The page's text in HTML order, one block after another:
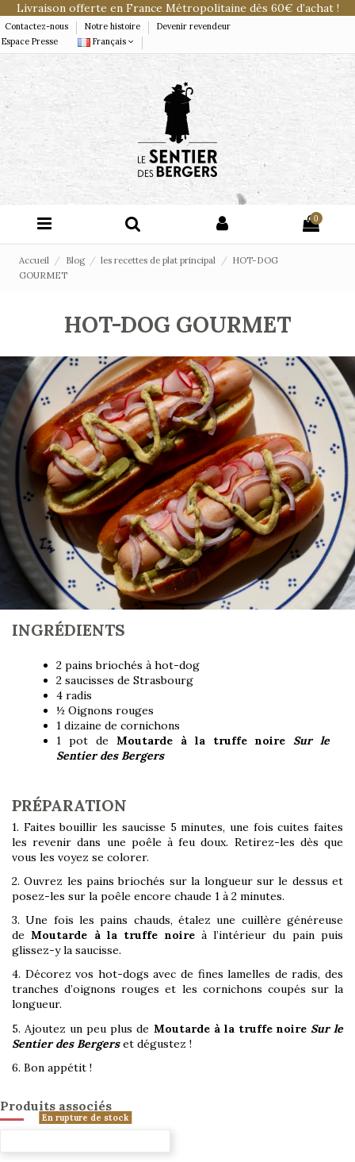
Livraison offerte en France Métropolitaine dès 60€ d’achat !
Contactez-nous Notre histoire
Devenir revendeur
Espace Presse
Français
0
Accueil Blog les recettes de plat principal
HOT-DOG
GOURMET
HOT-DOG GOURMET
INGRÉDIENTS
2 pains briochés à hot-dog
2 saucisses de Strasbourg
4 radis
½ Oignons rouges
1 dizaine de cornichons
1 pot deMoutarde à la truffe noire Sur le
Sentier des Bergers
PRÉPARATION
1. Faites bouillir les saucisse 5 minutes, une fois cuites faites
les revenir dans une poêle à feu doux. Retirez-les dès que
vous les voyez se colorer.
2. Ouvrez les pains briochés sur la longueur sur le dessus et
posez-les sur la poêle encore chaude 1 à 2 minutes.
3. Une fois les pains chauds, étalez une cuillère généreuse
deMoutarde à la truffe noireà l’intérieur du pain puis
glissez-y la saucisse.
4. Décorez vos hot-dogs avec de fines lamelles de radis, des
tranches d’oignons rouges et les cornichons coupés sur la
longueur.
5. Ajoutez un peu plus de Moutarde à la truffe noire Sur le
Sentier des Bergerset dégustez !
6. Bon appétit !
Produits associés
En rupture de stock